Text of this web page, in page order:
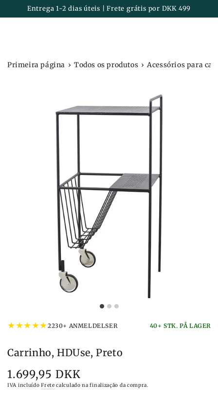
IR PARA O
CONTEÚDO
Entrega 1-2 dias úteis | Frete grátis por DKK 499
Primeira página › Todos os produtos › Acessórios para
★★★★★2230+ ANMELDELSER 40+ STK. PÅ LAGER
Carrinho, HDUse, Preto
Preço
1.699,95 DKK
IVA incluídoFrete calculado na finalização da compra.